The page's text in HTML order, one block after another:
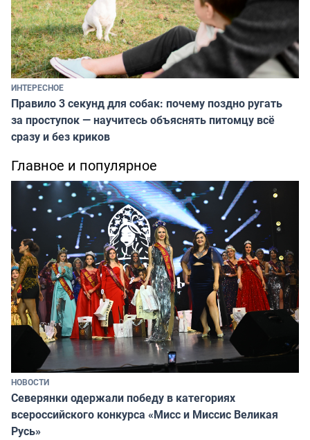
ИНТЕРЕСНОЕ
Правило 3 секунд для собак: почему поздно ругать
за проступок — научитесь объяснять питомцу всё
сразу и без криков
Главное и популярное
НОВОСТИ
Северянки одержали победу в категориях
всероссийского конкурса «Мисс и Миссис Великая
Русь»